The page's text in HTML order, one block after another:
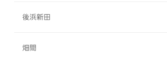
後浜新田
畑間